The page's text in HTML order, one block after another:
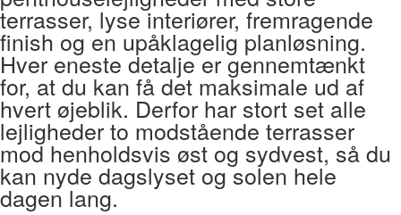
terrasser, lyse interiører, fremragende
finish og en upåklagelig planløsning.
Hver eneste detalje er gennemtænkt
for, at du kan få det maksimale ud af
hvert øjeblik. Derfor har stort set alle
lejligheder to modstående terrasser
mod henholdsvis øst og sydvest, så du
kan nyde dagslyset og solen hele
dagen lang.